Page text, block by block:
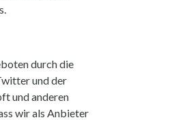
durch die
und der
und anderen
wir als Anbieter